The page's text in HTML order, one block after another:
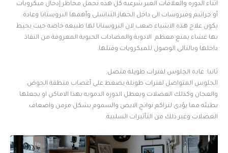
اثناء الدوره والعلاقات الغير شرعيه كل هذه تحمل مخاطر إدخال ميكروبات
أو جراثيم وفيروسات الى داخل الجهاز التناسلى وأهمها البروستاتا وعادة
يكون علاج هذه الاشياء صعب لان البروستاتا لها طبيعه خاصه حيث يحيط
بها غشاء يمنع معظم الادوية والمضادات الحيوية المعروفة من النفاذ
داخلها وبالتالى الوصول للميكروبات وقتلها.
ثانيا: عادة الجلوس لفترات طويلة متصل:
الجلوس المتواصل لفترات طويلة يضغط على أعصاب منطقة الحوض
والعجان وكذلك العضلات ويعطل الدوره الدمويه بهذا الاماكن او يجعلها
بطيئه مما يؤدى لتراكم نواتج الايض والسموم بشكل مزمن واضعاف
العضلات وغير ذلك من التأثيرات السلبية.